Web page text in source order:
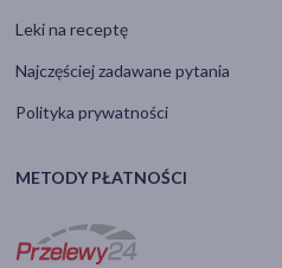
Leki na receptę
Najczęściej zadawane pytania
Polityka prywatności
METODY PŁATNOŚCI